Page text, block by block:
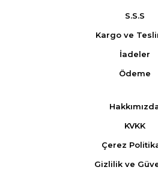
S.S.S
Kargo ve
İadeler
Ödeme
KVKK
Çerez
Gizlilik ve